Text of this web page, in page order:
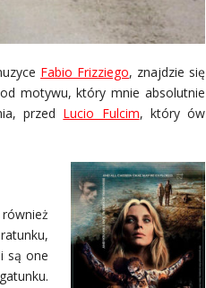
Fabio Frizziego, znajdzie się
motywu, który mnie absolutnie
przed Lucio Fulcim, który ów
są one